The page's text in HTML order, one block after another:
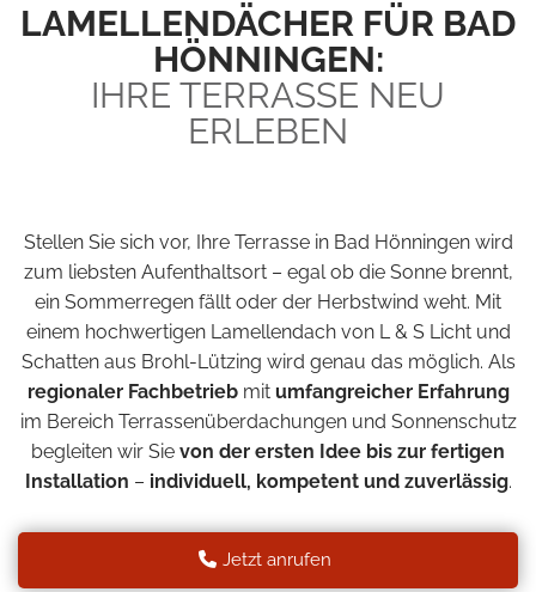
LAMELLENDÄCHER FÜR BAD
HÖNNINGEN:
IHRE TERRASSE NEU
ERLEBEN
Stellen Sie sich vor, Ihre Terrasse in Bad Hönningen wird
zum liebsten Aufenthaltsort – egal ob die Sonne brennt,
ein Sommerregen fällt oder der Herbstwind weht. Mit
einem hochwertigen Lamellendach von L & S Licht und
Schatten aus Brohl-Lützing wird genau das möglich. Als
regionaler Fachbetriebmit umfangreicher Erfahrung
im Bereich Terrassenüberdachungen und Sonnenschutz
begleiten wir Sie von der ersten Idee bis zur fertigen
Installation – individuell, kompetent und zuverlässig.
Jetzt anrufen